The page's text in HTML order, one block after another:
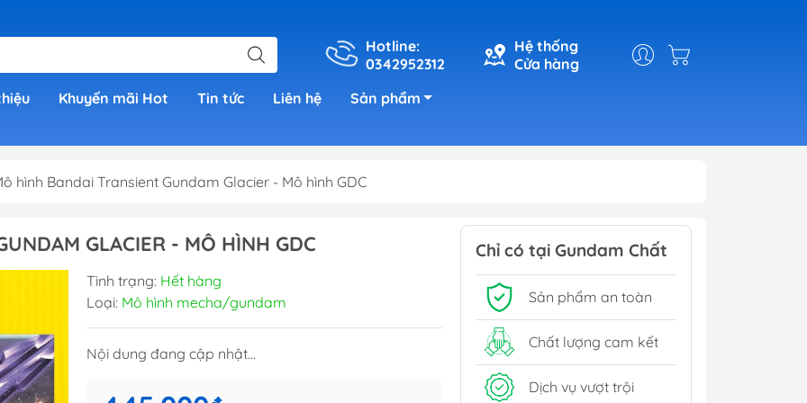
Hotline:
0342952312
Hệ thống
Cửa hàng
Khuyến mãi Hot Tin tức Liên hệ Sản phẩm
hình Bandai Transient Gundam Glacier - Mô hình GDC
GLACIER - MÔ HÌNH GDC
Tình trạng: Hết hàng
Loại: Mô hình mecha/gundam
Nội dung đang cập nhật...
Chỉ có tại Gundam Chất
Sản phẩm an toàn
Chất lượng cam kết
Dịch vụ vượt trội